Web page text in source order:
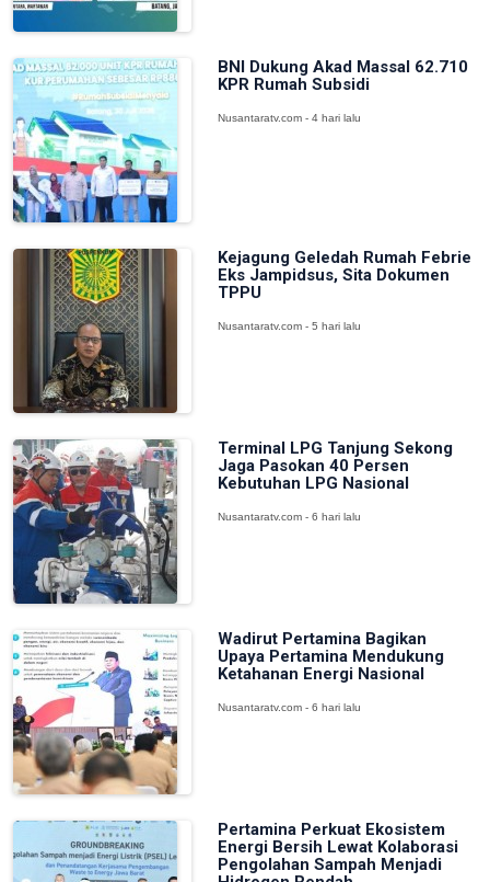
BNI Dukung Akad Massal 62.710
KPR Rumah Subsidi
Nusantaratv.com - 4 hari lalu
Kejagung Geledah Rumah Febrie
Eks Jampidsus, Sita Dokumen
TPPU
Nusantaratv.com - 5 hari lalu
Terminal LPG Tanjung Sekong
Jaga Pasokan 40 Persen
Kebutuhan LPG Nasional
Nusantaratv.com - 6 hari lalu
Wadirut Pertamina Bagikan
Upaya Pertamina Mendukung
Ketahanan Energi Nasional
Nusantaratv.com - 6 hari lalu
Pertamina Perkuat Ekosistem
Energi Bersih Lewat Kolaborasi
Pengolahan Sampah Menjadi